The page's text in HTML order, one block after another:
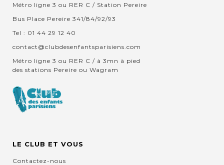
Métro ligne 3 ou RER C / Station Pereire
Bus Place Pereire 341/84/92/93
Tel : 01 44 29 12 40
contact@clubdesenfantsparisiens.com
Métro ligne 3 ou RER C / à 3mn à pied
des stations Pereire ou Wagram
LE CLUB ET VOUS
Contactez-nous